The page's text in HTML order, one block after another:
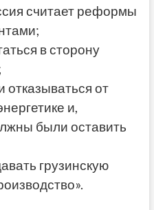
считает реформы
в сторону
от
и,
были оставить
грузинскую